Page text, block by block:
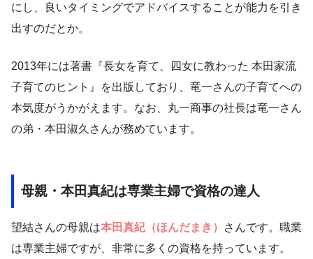
にし、良いタイミングでアドバイスすることが能力を引き
出すのだとか。
2013年には著書『長女を育て、四女に教わった 本田家流
子育てのヒント』を出版しており、竜一さんの子育てへの
本気度がうかがえます。なお、丸一商事の社長は竜一さん
の弟・本田淑久さんが務めています。
母親・本田真紀は専業主婦で資格の達人
望結さんの母親は本田真紀（ほんだまき）
さんです。職業
は専業主婦ですが、非常に多くの資格を持っています。